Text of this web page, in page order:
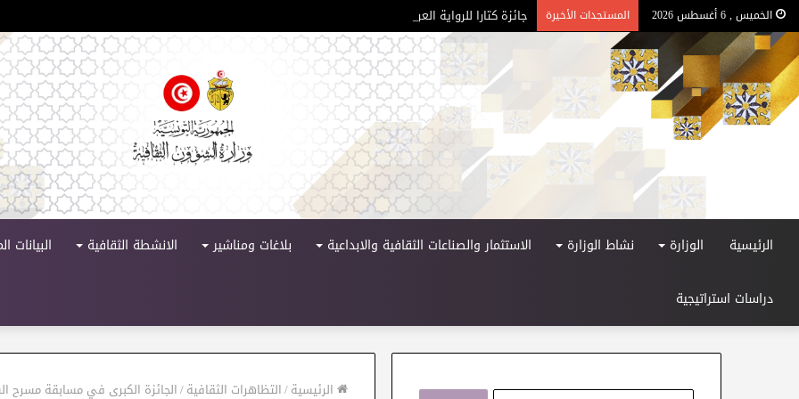
الخميس , 6 أغسطس 2026 المستجدات الأخيرة جائزة كتارا للرواية العربية – الدورة 11
الرئيسية الوزارة نشاط الوزارة الاستثمار والصناعات الثقافية والابداعية بلاغات ومناشير الانشطة الثقافية البيانات
دراسات استراتيجية
الرئيسية/التظاهرات الثقافية/